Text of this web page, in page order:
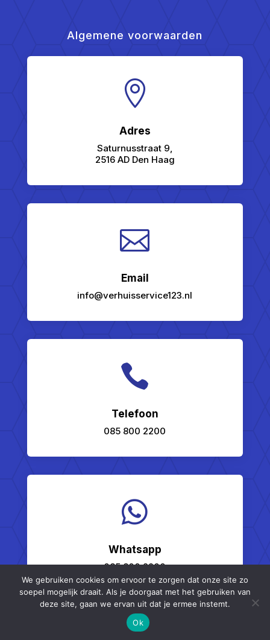
Algemene voorwaarden

Adres
Saturnusstraat 9,
2516 AD Den Haag

Email
info@verhuisservice123.nl

Telefoon
085 800 2200

Whatsapp
085 800 2200

Whatsapp
We gebruiken cookies om ervoor te zorgen dat onze site zo
soepel mogelijk draait. Als je doorgaat met het gebruiken van
deze site, gaan we ervan uit dat je ermee instemt.
Ok